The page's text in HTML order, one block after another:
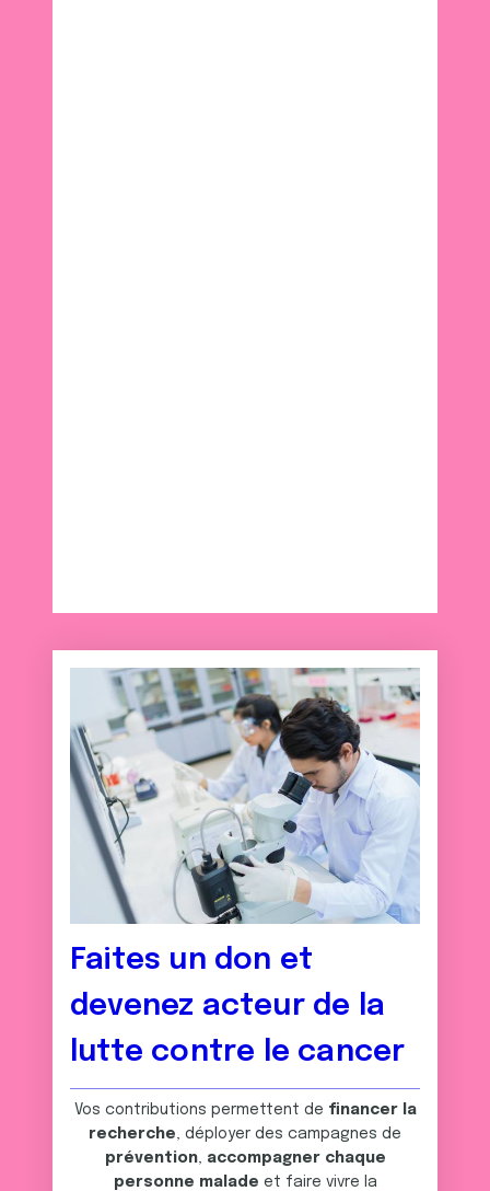
Faites un don et
devenez acteur de la
lutte contre le cancer
Vos contributions permettent de financer la
recherche, déployer des campagnes de
prévention, accompagner chaque
personne malade et faire vivre la